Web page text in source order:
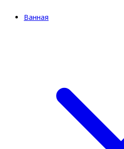
Ванная